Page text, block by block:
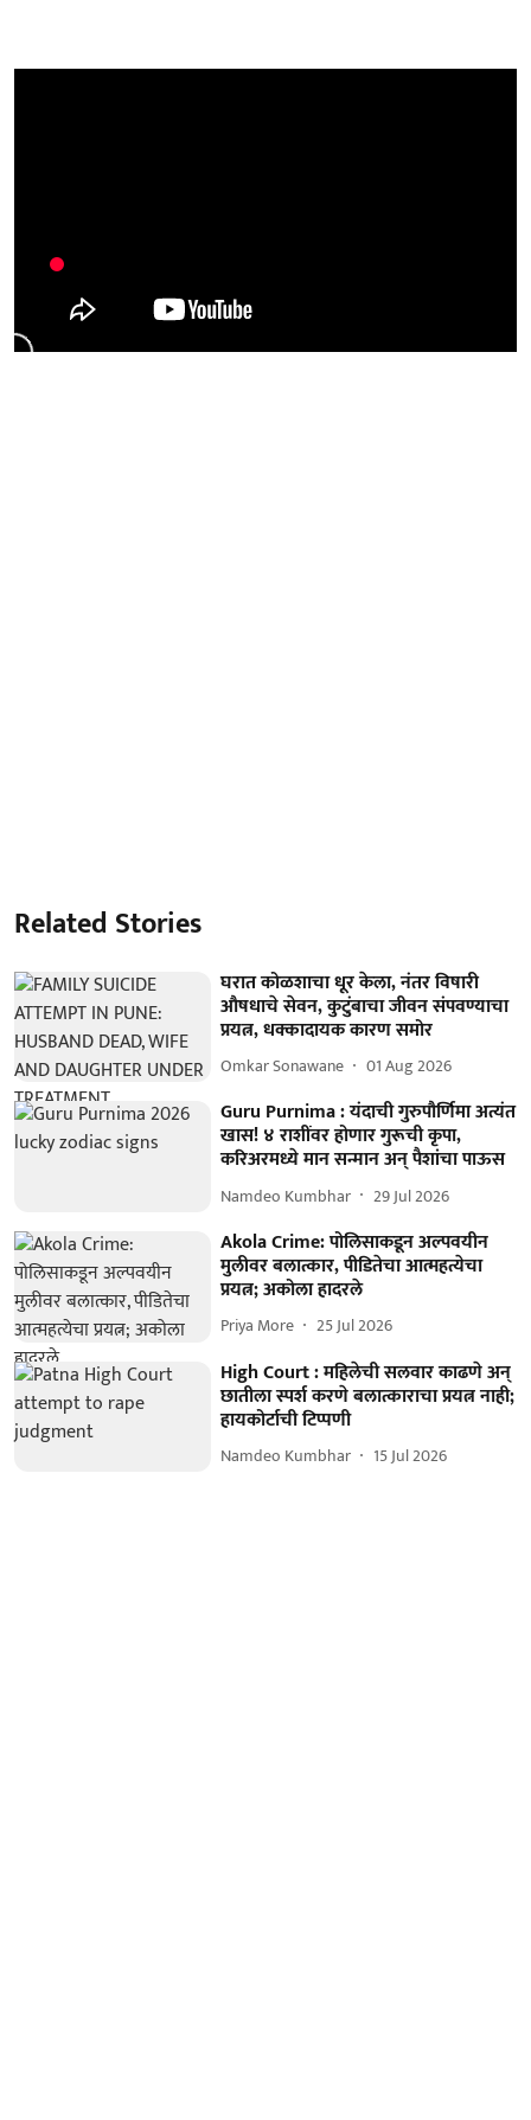
Related Stories
घरात कोळशाचा धूर केला, नंतर विषारी
औषधाचे सेवन, कुटुंबाचा जीवन संपवण्याचा
प्रयत्न, धक्कादायक कारण समोर
Omkar Sonawane 01 Aug 2026
Guru Purnima : यंदाची गुरुपौर्णिमा अत्यंत
खास! ४ राशींवर होणार गुरूची कृपा,
करिअरमध्ये मान सन्मान अन् पैशांचा पाऊस
Namdeo Kumbhar 29 Jul 2026
Akola Crime: पोलिसाकडून अल्पवयीन
मुलीवर बलात्कार, पीडितेचा आत्महत्येचा
प्रयत्न; अकोला हादरले
Priya More 25 Jul 2026
High Court : महिलेची सलवार काढणे अन्
छातीला स्पर्श करणे बलात्काराचा प्रयत्न नाही;
हायकोर्टाची टिप्पणी
Namdeo Kumbhar 15 Jul 2026